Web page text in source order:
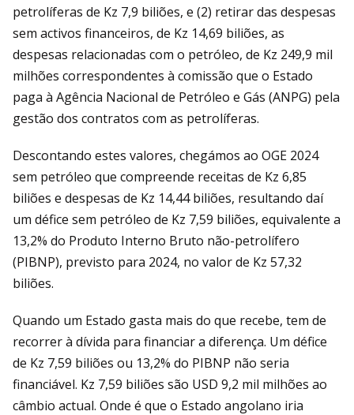
petrolíferas de Kz 7,9 biliões, e (2) retirar das despesas
sem activos financeiros, de Kz 14,69 biliões, as
despesas relacionadas com o petróleo, de Kz 249,9 mil
milhões correspondentes à comissão que o Estado
paga à Agência Nacional de Petróleo e Gás (ANPG) pela
gestão dos contratos com as petrolíferas.
Descontando estes valores, chegámos ao OGE 2024
sem petróleo que compreende receitas de Kz 6,85
biliões e despesas de Kz 14,44 biliões, resultando daí
um défice sem petróleo de Kz 7,59 biliões, equivalente a
13,2% do Produto Interno Bruto não-petrolífero
(PIBNP), previsto para 2024, no valor de Kz 57,32
biliões.
Quando um Estado gasta mais do que recebe, tem de
recorrer à dívida para financiar a diferença. Um défice
de Kz 7,59 biliões ou 13,2% do PIBNP não seria
financiável. Kz 7,59 biliões são USD 9,2 mil milhões ao
câmbio actual. Onde é que o Estado angolano iria